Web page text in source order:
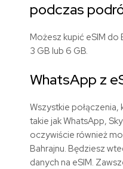
podczas
Możesz kupić eSIM do
3 GB lub 6 GB.
WhatsApp z
Wszystkie połączenia,
takie jak WhatsApp,
oczywiście również
Bahrajnu. Będziesz
danych na eSIM.